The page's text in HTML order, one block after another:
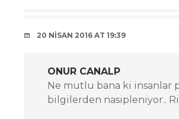
20 NISAN 2016 AT 19:39
ONUR CANALP
Ne mutlu bana ki insanlar
bilgilerden nasipleniyor..